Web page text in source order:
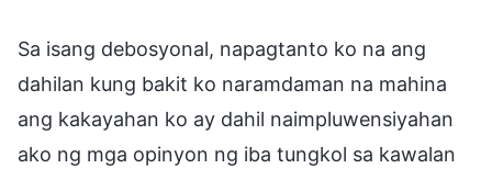
Sa isang debosyonal, napagtanto ko na ang
dahilan kung bakit ko naramdaman na mahina
ang kakayahan ko ay dahil naimpluwensiyahan
ako ng mga opinyon ng iba tungkol sa kawalan